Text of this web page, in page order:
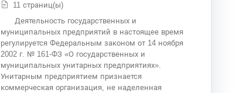
11 страниц(ы)
Деятельность государственных и
муниципальных предприятий в настоящее время
регулируется Федеральным законом от 14 ноября
2002 г. № 161-ФЗ «О государственных и
муниципальных унитарных предприятиях».
Унитарным предприятием признается
коммерческая организация, не наделенная